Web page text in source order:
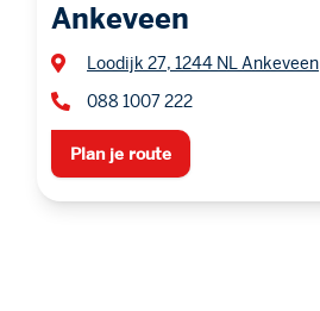
Ankeveen
Loodijk 27, 1244 NL Ankeveen
088 1007 222
Plan je route